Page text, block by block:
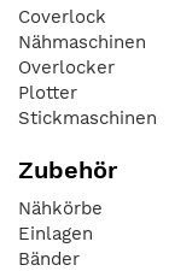
Coverlock
Nähmaschinen
Overlocker
Plotter
Stickmaschinen
Zubehör
Nähkörbe
Einlagen
Bänder